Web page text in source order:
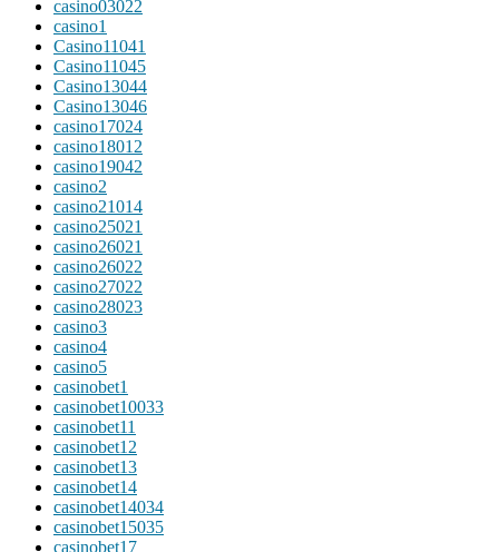
casino03022
casino1
Casino11041
Casino11045
Casino13044
Casino13046
casino17024
casino18012
casino19042
casino2
casino21014
casino25021
casino26021
casino26022
casino27022
casino28023
casino3
casino4
casino5
casinobet1
casinobet10033
casinobet11
casinobet12
casinobet13
casinobet14
casinobet14034
casinobet15035
casinobet17